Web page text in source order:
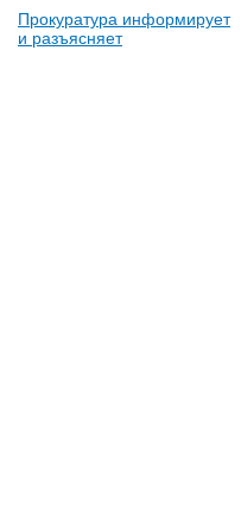
Прокуратура информирует
и разъясняет